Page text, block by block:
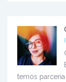
temos